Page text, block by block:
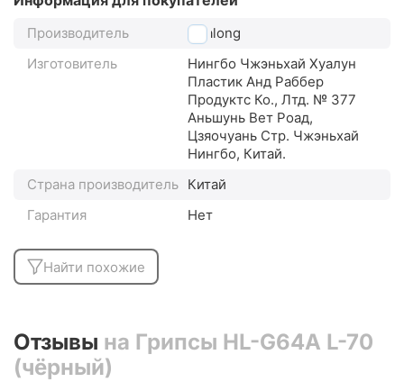
Производитель
Hualong
Изготовитель
Нингбо Чжэньхай Хуалун
Пластик Анд Раббер
Продуктс Ко., Лтд. № 377
Аньшунь Вет Роад,
Цзяочуань Стр. Чжэньхай
Нингбо, Китай.
Страна производитель Китай
Гарантия
Нет
Найти похожие
Отзывы на Грипсы HL-G64A L-70
(чёрный)